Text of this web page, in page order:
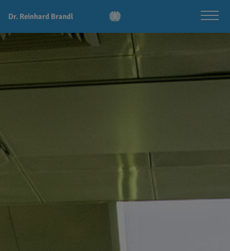
Dr. Reinhard Brandl